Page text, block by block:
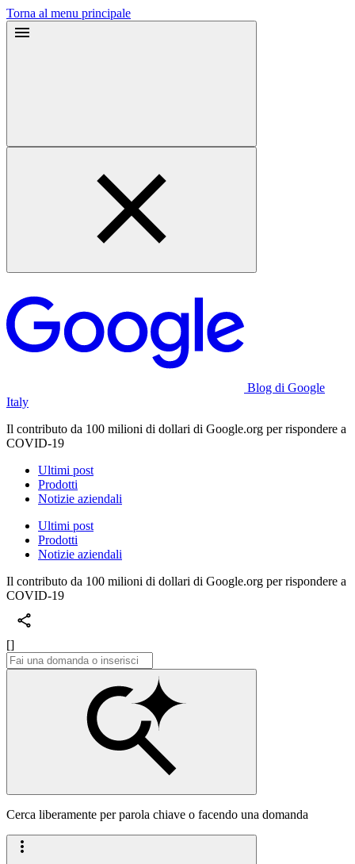
Torna al menu principale
Blog di Google
Italy
Il contributo da 100 milioni di dollari di Google.org per rispondere a
COVID-19
Ultimi post
Prodotti
Notizie aziendali
Ultimi post
Prodotti
Notizie aziendali
Il contributo da 100 milioni di dollari di Google.org per rispondere a
COVID-19
[]
Cerca liberamente per parola chiave o facendo una domanda